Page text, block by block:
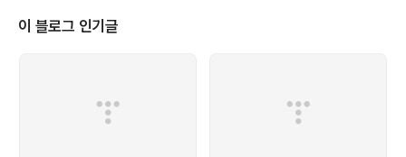
주지 못한다. - 건축도 건물을 만든 뒤에 보여주지 않는다. 프로토타입만을 보여
줘도 어떤 것인지 충분히 이해한다. 프로토타입을 보여주고도 이해시킬..
이 블로그 인기글